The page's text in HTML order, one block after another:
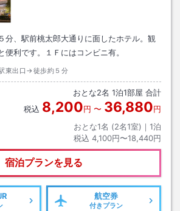
分、駅前桃太郎大通りに面したホテル。観
便利です。１Ｆにはコンビニ有。
東出口→徒歩約５分
おとな2名 1泊1部屋 合計
税込 8,200円 〜 36,880円
おとな1名 (2名1室)｜ 1泊
税込 4,100円〜18,440円
宿泊プランを見る
航空券
付きプラン